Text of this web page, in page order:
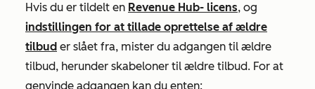
Hvis du er tildelt en Revenue Hub- licens, og
indstillingen for at tillade oprettelse af ældre
tilbud er slået fra, mister du adgangen til ældre
tilbud, herunder skabeloner til ældre tilbud. For at
genvinde adgangen kan du enten: